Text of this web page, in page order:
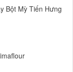
Bột Mỳ Tiến Hưng